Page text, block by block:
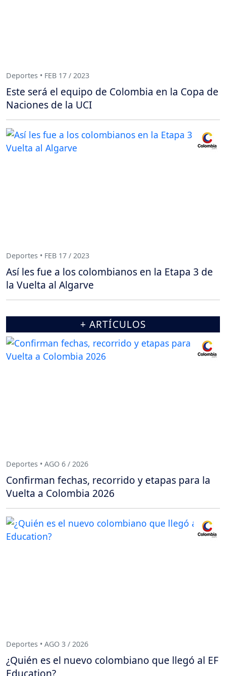
Deportes • FEB 17 / 2023
Este será el equipo de Colombia en la Copa de
Naciones de la UCI
Deportes • FEB 17 / 2023
Así les fue a los colombianos en la Etapa 3 de
la Vuelta al Algarve
+ ARTÍCULOS
Deportes • AGO 6 / 2026
Confirman fechas, recorrido y etapas para la
Vuelta a Colombia 2026
Deportes • AGO 3 / 2026
¿Quién es el nuevo colombiano que llegó al EF
Education?